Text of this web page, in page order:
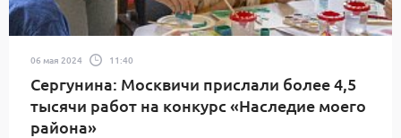
06 мая 2024 11:40
Сергунина: Москвичи прислали более 4,5
тысячи работ на конкурс «Наследие моего
района»